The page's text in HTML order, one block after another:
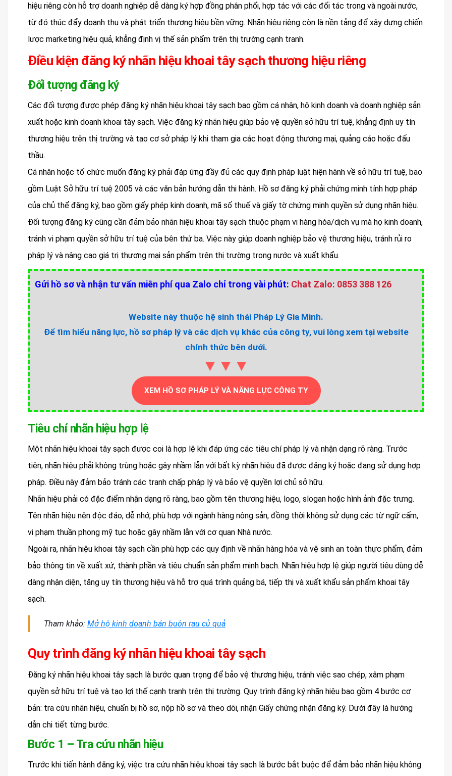
hiệu riêng còn hỗ trợ doanh nghiệp dễ dàng ký hợp đồng phân phối, hợp tác với các đối tác trong và ngoài nước,
từ đó thúc đẩy doanh thu và phát triển thương hiệu bền vững. Nhãn hiệu riêng còn là nền tảng để xây dựng chiến
lược marketing hiệu quả, khẳng định vị thế sản phẩm trên thị trường cạnh tranh.
Điều kiện đăng ký nhãn hiệu khoai tây sạch thương hiệu riêng
Đối tượng đăng ký
Các đối tượng được phép đăng ký nhãn hiệu khoai tây sạch bao gồm cá nhân, hộ kinh doanh và doanh nghiệp sản
xuất hoặc kinh doanh khoai tây sạch. Việc đăng ký nhãn hiệu giúp bảo vệ quyền sở hữu trí tuệ, khẳng định uy tín
thương hiệu trên thị trường và tạo cơ sở pháp lý khi tham gia các hoạt động thương mại, quảng cáo hoặc đấu
thầu.
Cá nhân hoặc tổ chức muốn đăng ký phải đáp ứng đầy đủ các quy định pháp luật hiện hành về sở hữu trí tuệ, bao
gồm Luật Sở hữu trí tuệ 2005 và các văn bản hướng dẫn thi hành. Hồ sơ đăng ký phải chứng minh tính hợp pháp
của chủ thể đăng ký, bao gồm giấy phép kinh doanh, mã số thuế và giấy tờ chứng minh quyền sử dụng nhãn hiệu.
Đối tượng đăng ký cũng cần đảm bảo nhãn hiệu khoai tây sạch thuộc phạm vi hàng hóa/dịch vụ mà họ kinh doanh,
tránh vi phạm quyền sở hữu trí tuệ của bên thứ ba. Việc này giúp doanh nghiệp bảo vệ thương hiệu, tránh rủi ro
pháp lý và nâng cao giá trị thương mại sản phẩm trên thị trường trong nước và xuất khẩu.
Gửi hồ sơ và nhận tư vấn miễn phí qua Zalo chỉ trong vài phút: Chat Zalo: 0853 388 126
Website này thuộc hệ sinh thái Pháp Lý Gia Minh.
Để tìm hiểu năng lực, hồ sơ pháp lý và các dịch vụ khác của công ty, vui lòng xem tại website
chính thức bên dưới.
▼▼▼
XEM HỒ SƠ PHÁP LÝ VÀ NĂNG LỰC CÔNG TY
Tiêu chí nhãn hiệu hợp lệ
Một nhãn hiệu khoai tây sạch được coi là hợp lệ khi đáp ứng các tiêu chí pháp lý và nhận dạng rõ ràng. Trước
tiên, nhãn hiệu phải không trùng hoặc gây nhầm lẫn với bất kỳ nhãn hiệu đã được đăng ký hoặc đang sử dụng hợp
pháp. Điều này đảm bảo tránh các tranh chấp pháp lý và bảo vệ quyền lợi chủ sở hữu.
Nhãn hiệu phải có đặc điểm nhận dạng rõ ràng, bao gồm tên thương hiệu, logo, slogan hoặc hình ảnh đặc trưng.
Tên nhãn hiệu nên độc đáo, dễ nhớ, phù hợp với ngành hàng nông sản, đồng thời không sử dụng các từ ngữ cấm,
vi phạm thuần phong mỹ tục hoặc gây nhầm lẫn với cơ quan Nhà nước.
Ngoài ra, nhãn hiệu khoai tây sạch cần phù hợp các quy định về nhãn hàng hóa và vệ sinh an toàn thực phẩm, đảm
bảo thông tin về xuất xứ, thành phần và tiêu chuẩn sản phẩm minh bạch. Nhãn hiệu hợp lệ giúp người tiêu dùng dễ
dàng nhận diện, tăng uy tín thương hiệu và hỗ trợ quá trình quảng bá, tiếp thị và xuất khẩu sản phẩm khoai tây
sạch.
Tham khảo: Mở hộ kinh doanh bán buôn rau củ quả
Quy trình đăng ký nhãn hiệu khoai tây sạch
Đăng ký nhãn hiệu khoai tây sạch là bước quan trọng để bảo vệ thương hiệu, tránh việc sao chép, xâm phạm
quyền sở hữu trí tuệ và tạo lợi thế cạnh tranh trên thị trường. Quy trình đăng ký nhãn hiệu bao gồm 4 bước cơ
bản: tra cứu nhãn hiệu, chuẩn bị hồ sơ, nộp hồ sơ và theo dõi, nhận Giấy chứng nhận đăng ký. Dưới đây là hướng
dẫn chi tiết từng bước.
Bước 1 – Tra cứu nhãn hiệu
Trước khi tiến hành đăng ký, việc tra cứu nhãn hiệu khoai tây sạch là bước bắt buộc để đảm bảo nhãn hiệu không